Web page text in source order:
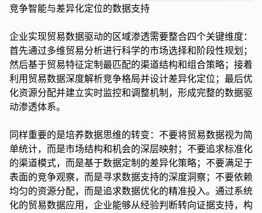
竞争智能与差异化定位的数据支持
企业实现贸易数据驱动的区域渗透需要整合四个关键维度：
首先通过多维贸易分析进行科学的市场选择和阶段性规划；
然后基于贸易特征定制最匹配的渠道结构和组合策略；接着
利用贸易数据深度解析竞争格局并设计差异化定位；最后优
化资源分配并建立实时监控和调整机制，形成完整的数据驱
动渗透体系。
同样重要的是培养数据思维的转变：不要将贸易数据视为简
单统计，而是市场结构和机会的深层映射；不要追求标准化
的渠道模式，而是基于数据定制的差异化策略；不要满足于
表面的竞争观察，而是寻求数据支持的深度洞察；不要依赖
均匀的资源分配，而是追求数据优化的精准投入。通过系统
化的贸易数据应用，企业能够从经验判断转向证据支持，构